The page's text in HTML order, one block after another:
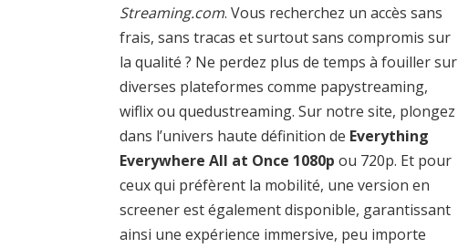
Streaming.com. Vous recherchez un accès sans
frais, sans tracas et surtout sans compromis sur
la qualité ? Ne perdez plus de temps à fouiller sur
diverses plateformes comme papystreaming,
wiflix ou quedustreaming. Sur notre site, plongez
dans l’univers haute définition de Everything
Everywhere All at Once 1080p ou 720p. Et pour
ceux qui préfèrent la mobilité, une version en
screener est également disponible, garantissant
ainsi une expérience immersive, peu importe